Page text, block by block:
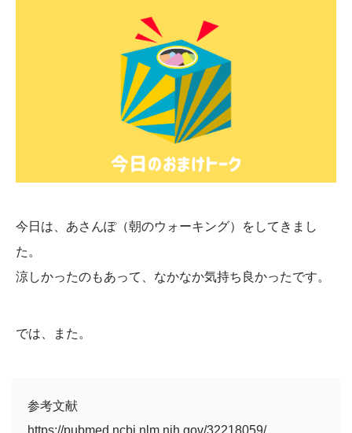
今日は、あさんぽ（朝のウォーキング）をしてきまし
た。
涼しかったのもあって、なかなか気持ち良かったです。
では、また。
参考文献
https://pubmed.ncbi.nlm.nih.gov/32218059/